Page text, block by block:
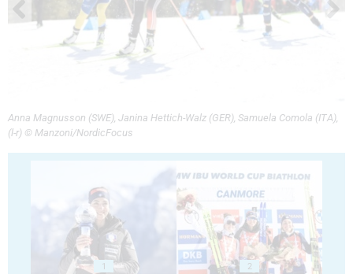
Anna Magnusson (SWE), Janina Hettich-Walz (GER), Samuela Comola (ITA),
(l-r) © Manzoni/NordicFocus
1 2